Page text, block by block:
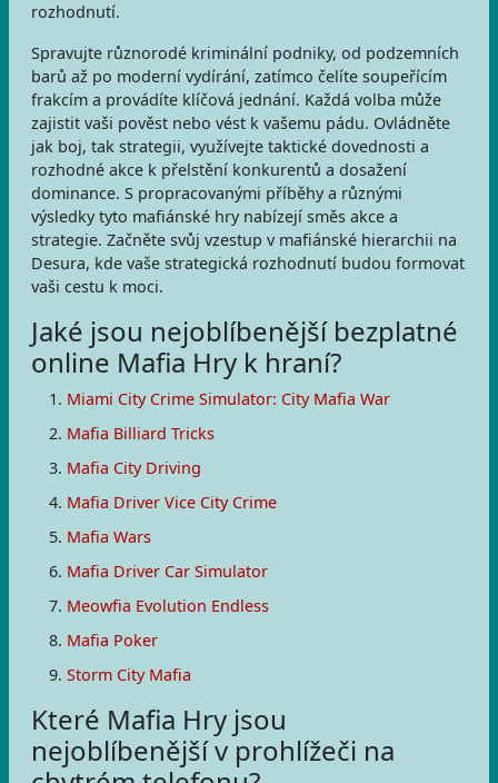
rozhodnutí.
Spravujte různorodé kriminální podniky, od podzemních
barů až po moderní vydírání, zatímco čelíte soupeřícím
frakcím a provádíte klíčová jednání. Každá volba může
zajistit vaši pověst nebo vést k vašemu pádu. Ovládněte
jak boj, tak strategii, využívejte taktické dovednosti a
rozhodné akce k přelstění konkurentů a dosažení
dominance. S propracovanými příběhy a různými
výsledky tyto mafiánské hry nabízejí směs akce a
strategie. Začněte svůj vzestup v mafiánské hierarchii na
Desura, kde vaše strategická rozhodnutí budou formovat
vaši cestu k moci.
Jaké jsou nejoblíbenější bezplatné
online Mafia Hry k hraní?
Miami City Crime Simulator: City Mafia War
Mafia Billiard Tricks
Mafia City Driving
Mafia Driver Vice City Crime
Mafia Wars
Mafia Driver Car Simulator
Meowfia Evolution Endless
Mafia Poker
Storm City Mafia
Které Mafia Hry jsou
nejoblíbenější v prohlížeči na